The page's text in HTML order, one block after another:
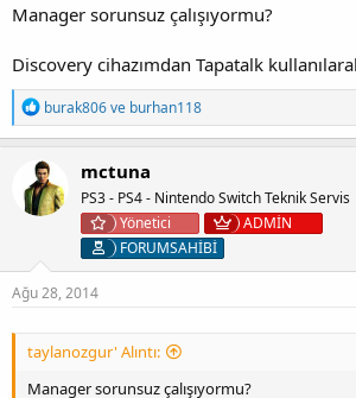
Manager sorunsuz çalışıyormu?
Discovery cihazımdan Tapatalk
T
e
p
k
i
l
e
burak806ve burhan118
mctuna
PS3 - PS4 - Nintendo Switch Teknik Servis
Yönetici
ADMİN
FORUMSAHİBİ
Ağu 28, 2014
taylanozgur' Alıntı:
Manager sorunsuz çalışıyormu?